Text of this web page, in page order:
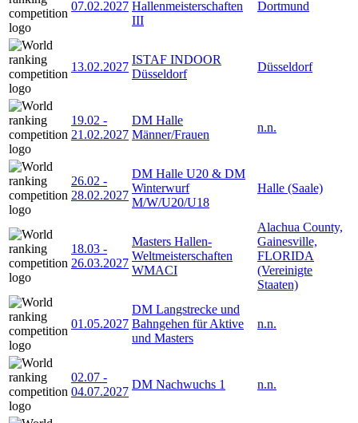
07.02.2027 Hallenmeisterschaften
III
Dortmund
13.02.2027
ISTAF INDOOR
Düsseldorf
Düsseldorf
19.02 -
21.02.2027
DM Halle
Männer/Frauen
n.n.
26.02 -
28.02.2027
DM Halle U20 & DM
Winterwurf
M/W/U20/U18
Halle (Saale)
18.03 -
26.03.2027
Masters Hallen-
Weltmeisterschaften
WMACI
Alachua County,
Gainesville,
FLORIDA
(Vereinigte
Staaten)
01.05.2027
DM Langstrecke und
Bahngehen für Aktive
und Masters
n.n.
02.07 -
04.07.2027
DM Nachwuchs 1 n.n.